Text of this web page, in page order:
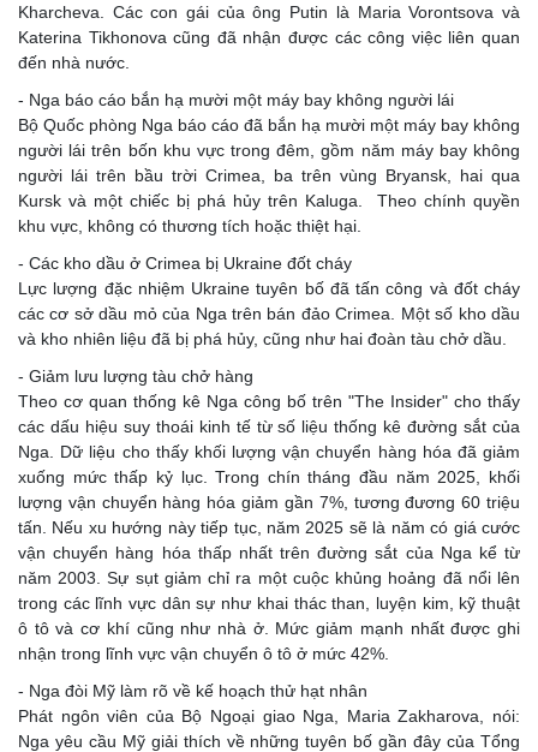
Kharcheva. Các con gái của ông Putin là Maria Vorontsova và
Katerina Tikhonova cũng đã nhận được các công việc liên quan
đến nhà nước.
- Nga báo cáo bắn hạ mười một máy bay không người lái
Bộ Quốc phòng Nga báo cáo đã bắn hạ mười một máy bay không
người lái trên bốn khu vực trong đêm, gồm năm máy bay không
người lái trên bầu trời Crimea, ba trên vùng Bryansk, hai qua
Kursk và một chiếc bị phá hủy trên Kaluga. Theo chính quyền
khu vực, không có thương tích hoặc thiệt hại.
- Các kho dầu ở Crimea bị Ukraine đốt cháy
Lực lượng đặc nhiệm Ukraine tuyên bố đã tấn công và đốt cháy
các cơ sở dầu mỏ của Nga trên bán đảo Crimea. Một số kho dầu
và kho nhiên liệu đã bị phá hủy, cũng như hai đoàn tàu chở dầu.
- Giảm lưu lượng tàu chở hàng
Theo cơ quan thống kê Nga công bố trên "The Insider" cho thấy
các dấu hiệu suy thoái kinh tế từ số liệu thống kê đường sắt của
Nga. Dữ liệu cho thấy khối lượng vận chuyển hàng hóa đã giảm
xuống mức thấp kỷ lục. Trong chín tháng đầu năm 2025, khối
lượng vận chuyển hàng hóa giảm gần 7%, tương đương 60 triệu
tấn. Nếu xu hướng này tiếp tục, năm 2025 sẽ là năm có giá cước
vận chuyển hàng hóa thấp nhất trên đường sắt của Nga kể từ
năm 2003. Sự sụt giảm chỉ ra một cuộc khủng hoảng đã nổi lên
trong các lĩnh vực dân sự như khai thác than, luyện kim, kỹ thuật
ô tô và cơ khí cũng như nhà ở. Mức giảm mạnh nhất được ghi
nhận trong lĩnh vực vận chuyển ô tô ở mức 42%.
- Nga đòi Mỹ làm rõ về kế hoạch thử hạt nhân
Phát ngôn viên của Bộ Ngoại giao Nga, Maria Zakharova, nói:
Nga yêu cầu Mỹ giải thích về những tuyên bố gần đây của Tổng